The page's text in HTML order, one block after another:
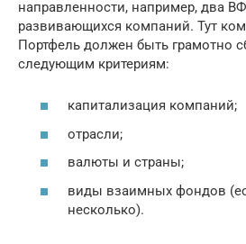
направленности, например, два
развивающихся компаний. Тут
Портфель должен быть грамотно
следующим критериям:
капитализация компаний;
отрасли;
валюты и страны;
виды взаимных фондов
несколько).